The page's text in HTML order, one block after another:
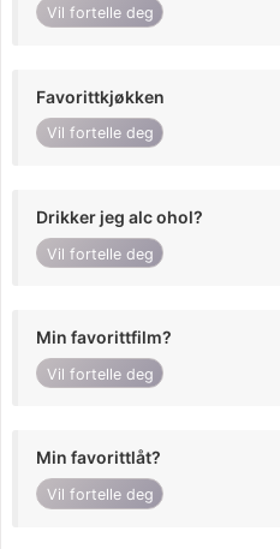
Vil fortelle deg
Favorittkjøkken
Vil fortelle deg
Drikker jeg alc ohol?
Vil fortelle deg
Min favorittfilm?
Vil fortelle deg
Min favorittlåt?
Vil fortelle deg